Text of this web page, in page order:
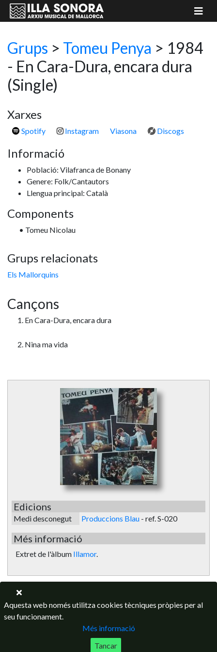
Grups > Tomeu Penya > 1984
- En Cara-Dura, encara dura
(Single)
Xarxes
Spotify Instagram Viasona Discogs
Informació
Població: Vilafranca de Bonany
Genere: Folk/Cantautors
Llengua principal: Català
Components
• Tomeu Nicolau
Grups relacionats
Els Mallorquins
Cançons
1. En Cara-Dura, encara dura
2. Nina ma vida
Edicions
Medi desconegut Produccions Blau - ref. S-020
Més informació
Extret de l'àlbum Illamor.
Aquesta web només utilitza cookies tècniques pròpies per al
seu funcionament.
Més informació
Tancar